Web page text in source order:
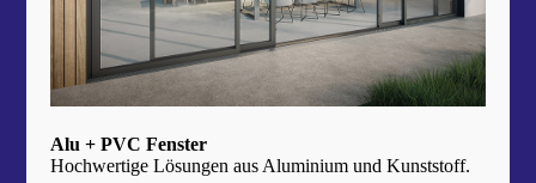
Alu + PVC Fenster
Hochwertige Lösungen aus Aluminium und Kunststoff.